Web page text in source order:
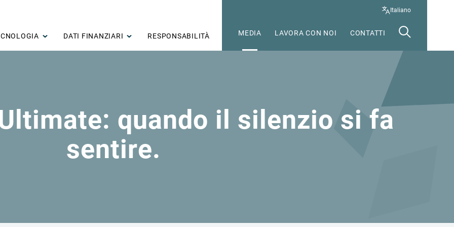
DATI FINANZIARI RESPONSABILITÀ
Italiano
MEDIA LAVORA CON NOI CONTATTI
quando il silenzio si fa
sentire.